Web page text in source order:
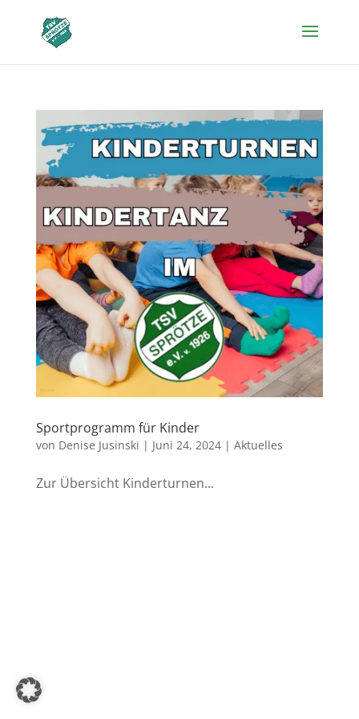
Sportprogramm für Kinder
von Denise Jusinski | Juni 24, 2024| Aktuelles
Zur Übersicht Kinderturnen...